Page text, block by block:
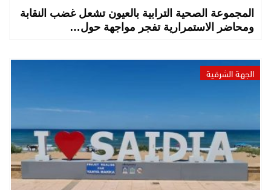
المجموعة الصحية الترابية بالعيون تشعل غضب النقابة
ومحاضر الاستمرارية تفجر مواجهة حول…
الجهة الشرقية